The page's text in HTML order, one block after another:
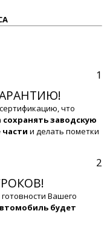
1
что
сохранять заводскую
и делать пометки
2
Вашего
будет